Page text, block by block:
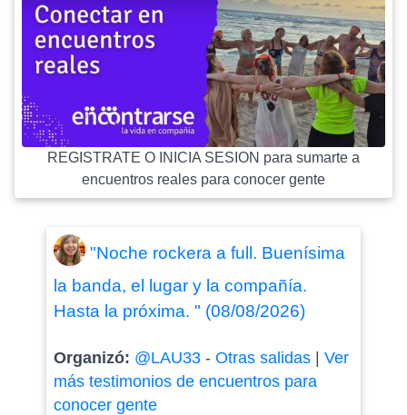
REGISTRATE O INICIA SESION para sumarte a
encuentros reales para conocer gente
"Noche rockera a full. Buenísima
la banda, el lugar y la compañía.
Hasta la próxima. " (08/08/2026)
Organizó: @LAU33- Otras salidas| Ver
más testimonios de encuentros para
conocer gente